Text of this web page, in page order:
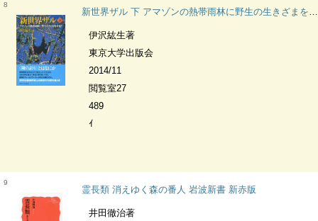
8
新世界ザル 下 アマゾンの熱帯雨林に野生の生きざまを追う
伊沢紘生著
東京大学出版会
2014/11
閲覧室27
489
ｲ
9
霊長類 消えゆく森の番人 岩波新書 新赤版
井田徹治著